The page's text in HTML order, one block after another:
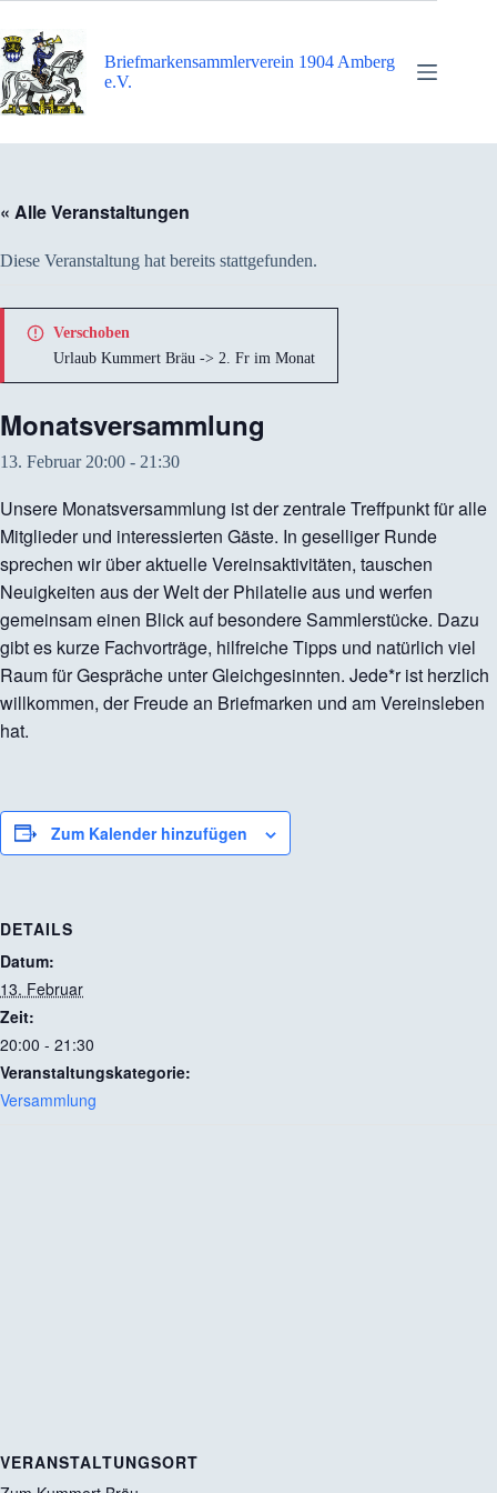
springen
Briefmarkensammlerverein 1904 Amberg
e.V.
« Alle Veranstaltungen
Diese Veranstaltung hat bereits stattgefunden.
Verschoben
Urlaub Kummert Bräu -> 2. Fr im Monat
Monatsversammlung
13. Februar 20:00 - 21:30
Unsere Monatsversammlung ist der zentrale Treffpunkt für alle
Mitglieder und interessierten Gäste. In geselliger Runde
sprechen wir über aktuelle Vereinsaktivitäten, tauschen
Neuigkeiten aus der Welt der Philatelie aus und werfen
gemeinsam einen Blick auf besondere Sammlerstücke. Dazu
gibt es kurze Fachvorträge, hilfreiche Tipps und natürlich viel
Raum für Gespräche unter Gleichgesinnten. Jede*r ist herzlich
willkommen, der Freude an Briefmarken und am Vereinsleben
hat.
Zum Kalender hinzufügen
DETAILS
Datum:
13. Februar
Zeit:
20:00 - 21:30
Veranstaltungskategorie:
Versammlung
VERANSTALTUNGSORT